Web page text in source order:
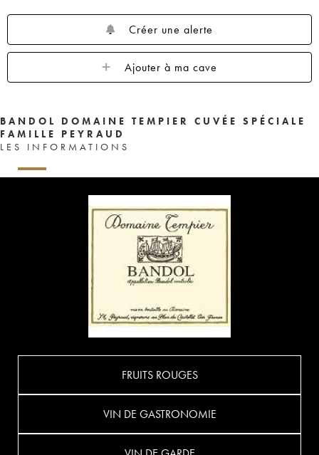
Créer une alerte
Ajouter à ma cave
BANDOL DOMAINE TEMPIER CUVÉE SPÉCIALE
FAMILLE PEYRAUD
LES INFORMATIONS
FRUITS ROUGES
VIN DE GASTRONOMIE